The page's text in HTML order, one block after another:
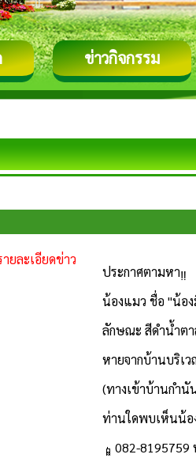
ข่าวกิจกรรม
ยละเอียดข่าว
ประกาศตามหา
น้องแมว ชื่อ "น้อ
ลักษณะ สีดำน้ำต
หายจากบ้านบริเ
(ทางเข้าบ้านกำ
ท่านใดพบเห็นน้อ
082-8195759